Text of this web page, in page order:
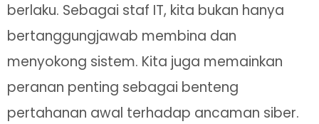
berlaku. Sebagai staf IT, kita bukan hanya
bertanggungjawab membina dan
menyokong sistem. Kita juga memainkan
peranan penting sebagai benteng
pertahanan awal terhadap ancaman siber.